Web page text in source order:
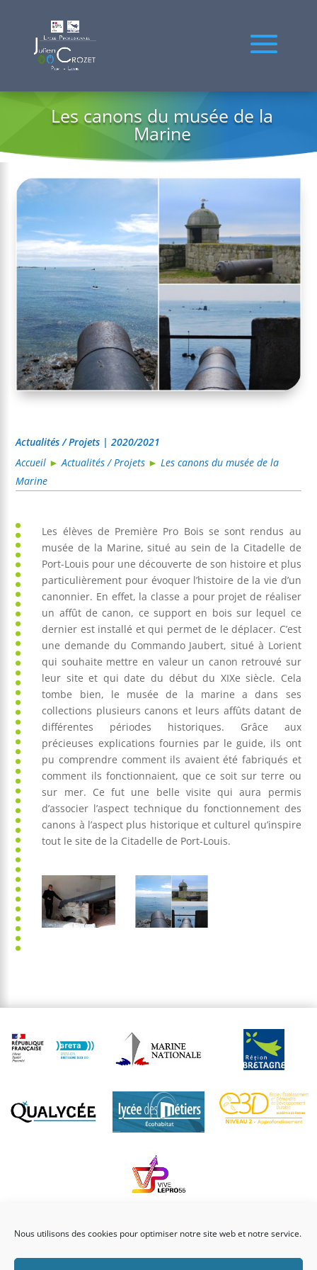
Nous utilisons des cookies pour optimiser notre site web et notre service.
Les canons du musée de la
Marine
Actualités / Projets | 2020/2021
Accueil ►Actualités / Projets ►Les canons du musée de la
Marine
Les élèves de Première Pro Bois se sont rendus au
musée de la Marine, situé au sein de la Citadelle de
Port-Louis pour une découverte de son histoire et plus
particulièrement pour évoquer l’histoire de la vie d’un
canonnier. En effet, la classe a pour projet de réaliser
un affût de canon, ce support en bois sur lequel ce
dernier est installé et qui permet de le déplacer. C’est
une demande du Commando Jaubert, situé à Lorient
qui souhaite mettre en valeur un canon retrouvé sur
leur site et qui date du début du XIXe siècle. Cela
tombe bien, le musée de la marine a dans ses
collections plusieurs canons et leurs affûts datant de
différentes périodes historiques. Grâce aux
précieuses explications fournies par le guide, ils ont
pu comprendre comment ils avaient été fabriqués et
comment ils fonctionnaient, que ce soit sur terre ou
sur mer. Ce fut une belle visite qui aura permis
d’associer l’aspect technique du fonctionnement des
canons à l’aspect plus historique et culturel qu’inspire
tout le site de la Citadelle de Port-Louis.